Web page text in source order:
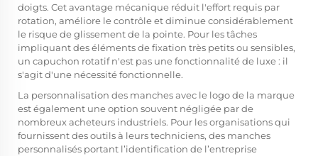
doigts. Cet avantage mécanique réduit l'effort requis par
rotation, améliore le contrôle et diminue considérablement
le risque de glissement de la pointe. Pour les tâches
impliquant des éléments de fixation très petits ou sensibles,
un capuchon rotatif n'est pas une fonctionnalité de luxe : il
s'agit d'une nécessité fonctionnelle.
La personnalisation des manches avec le logo de la marque
est également une option souvent négligée par de
nombreux acheteurs industriels. Pour les organisations qui
fournissent des outils à leurs techniciens, des manches
personnalisés portant l’identification de l’entreprise